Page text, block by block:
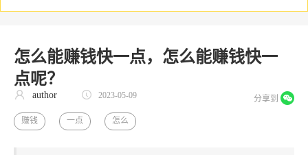
怎么能赚钱快一点，怎么能赚钱快一
点呢？
分享到
author 2023-05-09
赚钱 一点 怎么